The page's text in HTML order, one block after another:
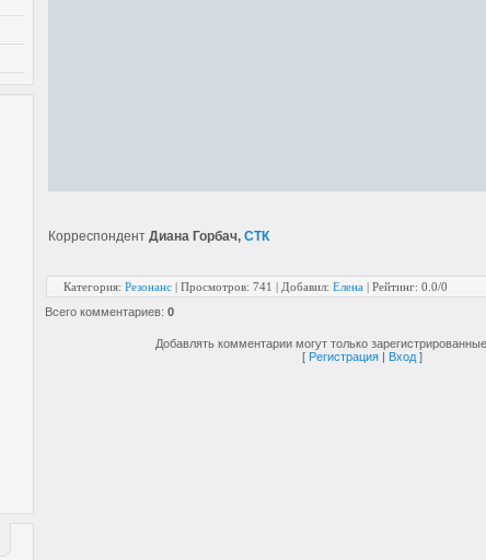
Корреспондент Диана Горбач, СТК
Категория: Резонанс | Просмотров: 741 | Добавил: Елена | Рейтинг: 0.0/0
Всего комментариев: 0
Добавлять комментарии могут только
[ Регистрация | Вход ]